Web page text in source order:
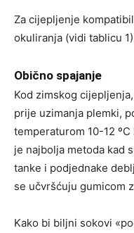
Za cijepljenje
okuliranja (vidi tablicu
Obično spajanje
Kod zimskog
prije uzimanja plemki,
temperaturom 10-12
je najbolja metoda kad
tanke i podjednake
se učvršćuju gumicom
Kako bi biljni sokovi